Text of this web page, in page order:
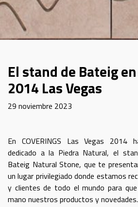
El stand de Bateig en
2014 Las Vegas
29 noviembre 2023
En COVERINGS Las Vegas 2014
dedicado a la Piedra Natural, el
Bateig Natural Stone, que te
un lugar privilegiado donde estamos
y clientes de todo el mundo para
mano nuestros productos y novedades.